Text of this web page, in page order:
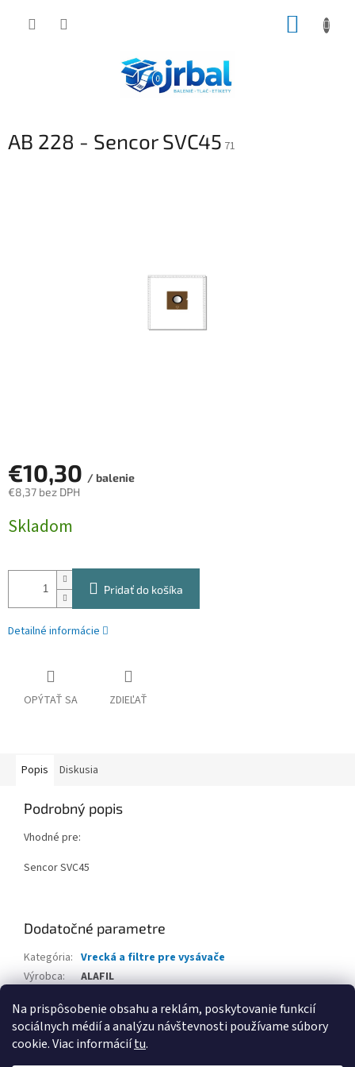
Na prispôsobenie obsahu a reklám, poskytovanie funkcií
sociálnych médií a analýzu návštevnosti používame súbory
cookie. Viac informáciítu.
AB 228 - Sencor SVC45 71
€10,30 / balenie
€8,37 bez DPH
cena:
Skladom
Pridať do košíka
Detailné informácie
OPÝTAŤ SA ZDIEĽAŤ
Popis Diskusia
Podrobný popis
Vhodné pre:
Sencor SVC45
Dodatočné parametre
Kategória: Vrecká a filtre pre vysávače
Výrobca:
ALAFIL